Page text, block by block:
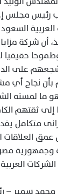
رئيس مجلس
العربية
أن شركة
وطموحا
على
بأن نجاح أي
ما لمسته
إلى ثقتهم
متكامل
العلاقات
وجمهورية
الشركات